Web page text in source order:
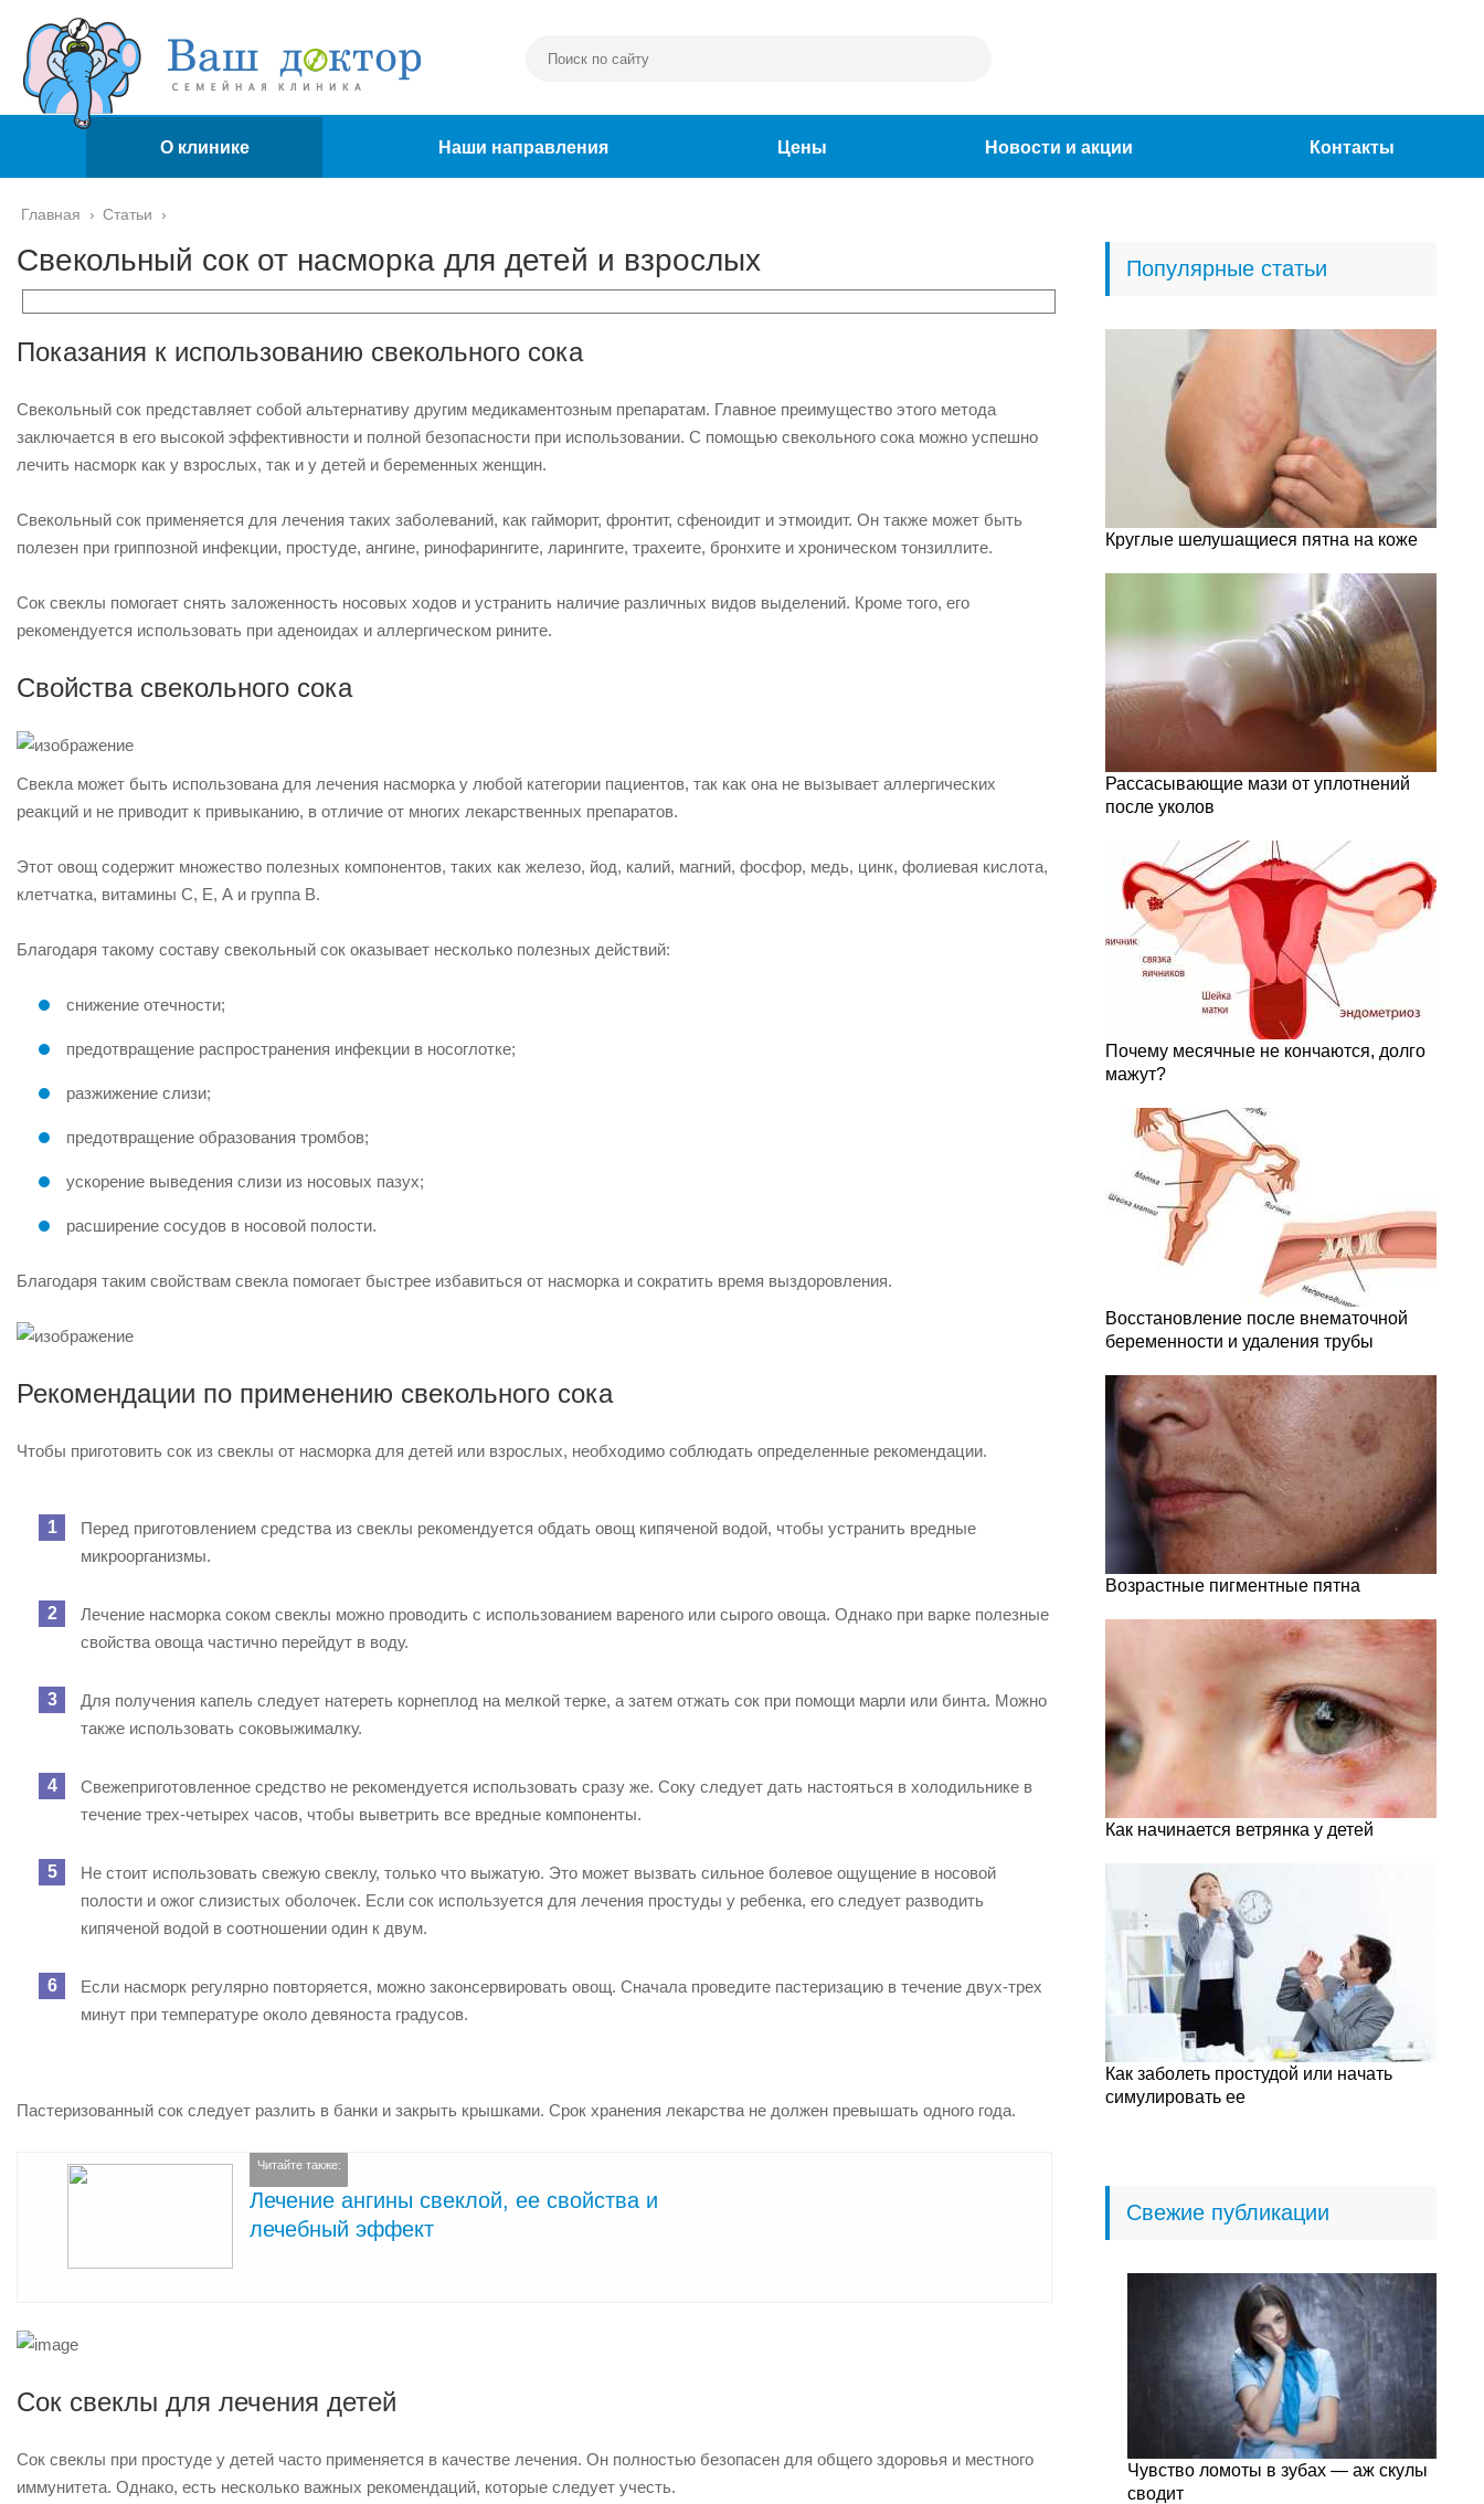
О клинике Наши направления Цены Новости и акции Контакты
Главная › Статьи ›
Свекольный сок от насморка для детей и взрослых
Показания к использованию свекольного сока
Свекольный сок представляет собой альтернативу другим медикаментозным препаратам. Главное преимущество этого метода
заключается в его высокой эффективности и полной безопасности при использовании. С помощью свекольного сока можно успешно
лечить насморк как у взрослых, так и у детей и беременных женщин.
Свекольный сок применяется для лечения таких заболеваний, как гайморит, фронтит, сфеноидит и этмоидит. Он также может быть
полезен при гриппозной инфекции, простуде, ангине, ринофарингите, ларингите, трахеите, бронхите и хроническом тонзиллите.
Сок свеклы помогает снять заложенность носовых ходов и устранить наличие различных видов выделений. Кроме того, его
рекомендуется использовать при аденоидах и аллергическом рините.
Свойства свекольного сока
Свекла может быть использована для лечения насморка у любой категории пациентов, так как она не вызывает аллергических
реакций и не приводит к привыканию, в отличие от многих лекарственных препаратов.
Этот овощ содержит множество полезных компонентов, таких как железо, йод, калий, магний, фосфор, медь, цинк, фолиевая кислота,
клетчатка, витамины С, Е, А и группа В.
Благодаря такому составу свекольный сок оказывает несколько полезных действий:
снижение отечности;
предотвращение распространения инфекции в носоглотке;
разжижение слизи;
предотвращение образования тромбов;
ускорение выведения слизи из носовых пазух;
расширение сосудов в носовой полости.
Благодаря таким свойствам свекла помогает быстрее избавиться от насморка и сократить время выздоровления.
Рекомендации по применению свекольного сока
Чтобы приготовить сок из свеклы от насморка для детей или взрослых, необходимо соблюдать определенные рекомендации.
Перед приготовлением средства из свеклы рекомендуется обдать овощ кипяченой водой, чтобы устранить вредные
микроорганизмы.
Лечение насморка соком свеклы можно проводить с использованием вареного или сырого овоща. Однако при варке полезные
свойства овоща частично перейдут в воду.
Для получения капель следует натереть корнеплод на мелкой терке, а затем отжать сок при помощи марли или бинта. Можно
также использовать соковыжималку.
Свежеприготовленное средство не рекомендуется использовать сразу же. Соку следует дать настояться в холодильнике в
течение трех-четырех часов, чтобы выветрить все вредные компоненты.
Не стоит использовать свежую свеклу, только что выжатую. Это может вызвать сильное болевое ощущение в носовой
полости и ожог слизистых оболочек. Если сок используется для лечения простуды у ребенка, его следует разводить
кипяченой водой в соотношении один к двум.
Если насморк регулярно повторяется, можно законсервировать овощ. Сначала проведите пастеризацию в течение двух-трех
минут при температуре около девяноста градусов.
Пастеризованный сок следует разлить в банки и закрыть крышками. Срок хранения лекарства не должен превышать одного года.
Читайте также:
Лечение ангины свеклой, ее свойства и
лечебный эффект
Сок свеклы для лечения детей
Сок свеклы при простуде у детей часто применяется в качестве лечения. Он полностью безопасен для общего здоровья и местного
иммунитета. Однако, есть несколько важных рекомендаций, которые следует учесть.
Популярные статьи
Круглые шелушащиеся пятна на коже
Рассасывающие мази от уплотнений
после уколов
Почему месячные не кончаются, долго
мажут?
Восстановление после внематочной
беременности и удаления трубы
Возрастные пигментные пятна
Как начинается ветрянка у детей
Как заболеть простудой или начать
симулировать ее
Свежие публикации
Чувство ломоты в зубах — аж скулы
сводит